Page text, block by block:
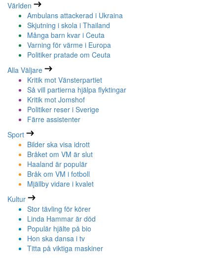
Världen
Ambulans attackerad i Ukraina
Skjutning i skola i Thailand
Många barn kvar i Ceuta
Varning för värme i Europa
Politiker pratade om Ceuta
Alla Väljare
Kritik mot Vänsterpartiet
Så vill partierna hjälpa flyktingar
Kritik mot Jomshof
Politiker reser i Sverige
Färre assistenter
Sport
Bilder ska visa idrott
Bråket om VM är slut
Haaland är populär
Bråk om VM i fotboll
Mjällby vidare i kvalet
Kultur
Stor tävling för körer
Linda Hammar är död
Populär hjälte på bio
Hon ska dansa i tv
Titta på viktiga maskiner